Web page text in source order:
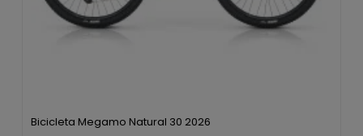
Bicicleta Megamo Natural 30 2026